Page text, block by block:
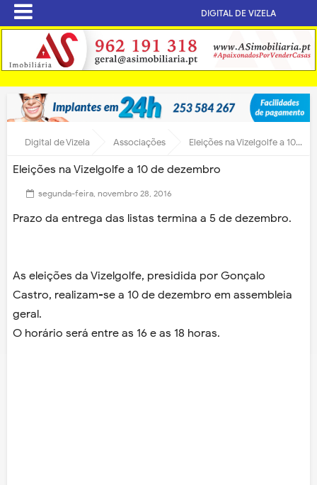
DIGITAL DE VIZELA
Digital de Vizela Associações Eleições na Vizelgolfe a 10 de dezembro
Eleições na Vizelgolfe a 10 de dezembro
segunda-feira, novembro 28, 2016
Prazo da entrega das listas termina a 5 de dezembro.
As eleições da Vizelgolfe, presidida por Gonçalo
Castro, realizam-se a 10 de dezembro em assembleia
geral.
O horário será entre as 16 e as 18 horas.